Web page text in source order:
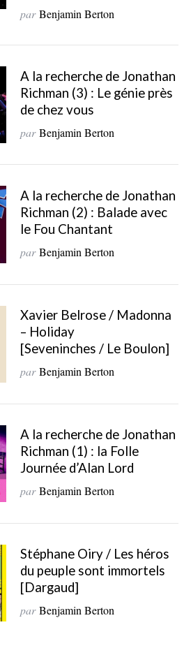
par Benjamin Berton
A la recherche de Jonathan
Richman (3) : Le génie près
de chez vous
par Benjamin Berton
A la recherche de Jonathan
Richman (2) : Balade avec
le Fou Chantant
par Benjamin Berton
Xavier Belrose / Madonna
– Holiday
[Seveninches / Le Boulon]
par Benjamin Berton
A la recherche de Jonathan
Richman (1) : la Folle
Journée d’Alan Lord
par Benjamin Berton
Stéphane Oiry / Les héros
du peuple sont immortels
[Dargaud]
par Benjamin Berton